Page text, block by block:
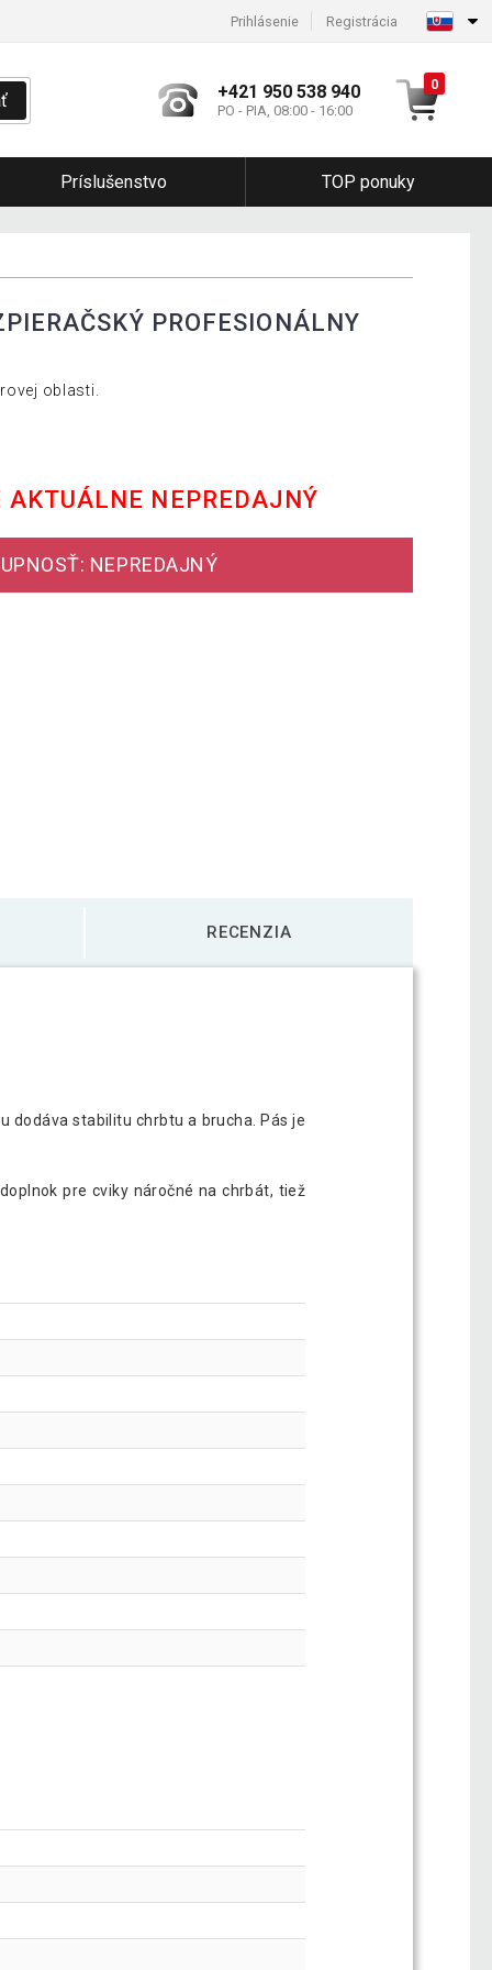
Prihlásenie Registrácia
+421 950 538 940
PO - PIA, 08:00 - 16:00
0
Príslušenstvo TOP ponuky
PROFESIONÁLNY
oblasti.
AKTUÁLNE NEPREDAJNÝ
NEPREDAJNÝ
RECENZIA
dodáva stabilitu chrbtu a brucha. Pás je
pre cviky náročné na chrbát, tiež